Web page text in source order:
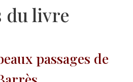
du livre
passages de